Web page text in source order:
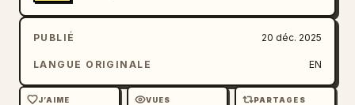
PUBLIÉ 20 déc. 2025
LANGUE ORIGINALE EN
J’AIME VUES PARTAGES